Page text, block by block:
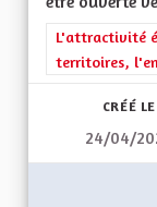
Filtrer les
L'attractivité
territoires,
CRÉÉ LE
24/04/